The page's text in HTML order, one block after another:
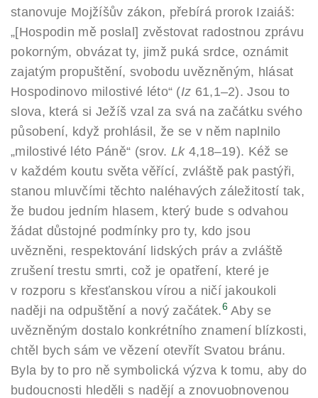
stanovuje Mojžíšův zákon, přebírá prorok Izaiáš:
„[Hospodin mě poslal] zvěstovat radostnou zprávu
pokorným, obvázat ty, jimž puká srdce, oznámit
zajatým propuštění, svobodu uvězněným, hlásat
Hospodinovo milostivé léto“ (Iz 61,1–2). Jsou to
slova, která si Ježíš vzal za svá na začátku svého
působení, když prohlásil, že se v něm naplnilo
„milostivé léto Páně“ (srov. Lk4,18–19). Kéž se
v každém koutu světa věřící, zvláště pak pastýři,
stanou mluvčími těchto naléhavých záležitostí tak,
že budou jedním hlasem, který bude s odvahou
žádat důstojné podmínky pro ty, kdo jsou
uvězněni, respektování lidských práv a zvláště
zrušení trestu smrti, což je opatření, které je
v rozporu s křesťanskou vírou a ničí jakoukoli
naději na odpuštění a nový začátek.6Aby se
uvězněným dostalo konkrétního znamení blízkosti,
chtěl bych sám ve vězení otevřít Svatou bránu.
Byla by to pro ně symbolická výzva k tomu, aby do
budoucnosti hleděli s nadějí a znovuobnovenou